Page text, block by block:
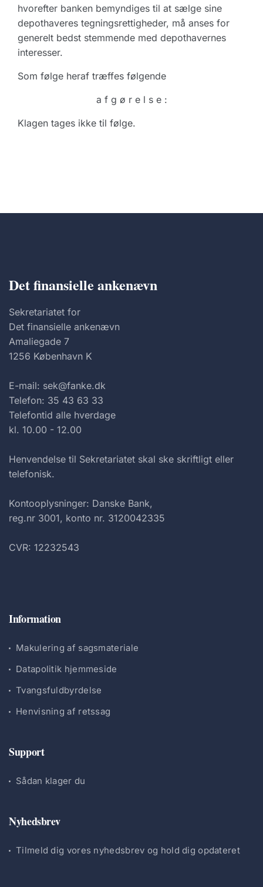
hvorefter banken bemyndiges til at sælge sine
depothaveres tegningsrettigheder, må anses for
generelt bedst stemmende med depothavernes
interesser.
Som følge heraf træffes følgende
a f g ø r e l s e :
Klagen tages ikke til følge.
Det finansielle ankenævn
Sekretariatet for
Det finansielle ankenævn
Amaliegade 7
1256 København K
E-mail: sek@fanke.dk
Telefon: 35 43 63 33
Telefontid alle hverdage
kl. 10.00 - 12.00
Henvendelse til Sekretariatet skal ske skriftligt eller
telefonisk.
Kontooplysninger: Danske Bank,
reg.nr 3001, konto nr. 3120042335
CVR: 12232543
Information
Makulering af sagsmateriale
Datapolitik hjemmeside
Tvangsfuldbyrdelse
Henvisning af retssag
Support
Sådan klager du
Nyhedsbrev
Tilmeld dig vores nyhedsbrev og hold dig opdateret